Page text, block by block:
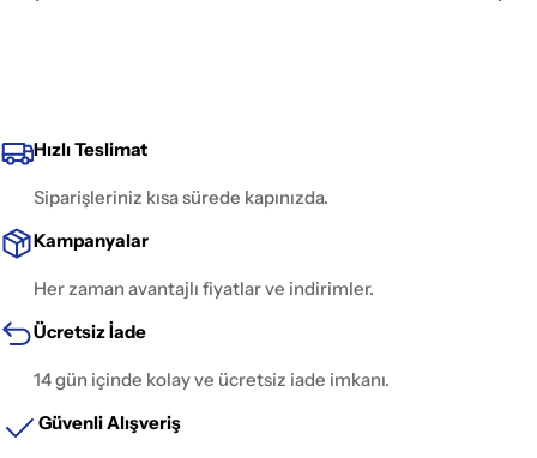
Hızlı Teslimat
Siparişleriniz kısa sürede kapınızda.
Kampanyalar
Her zaman avantajlı fiyatlar ve indirimler.
Ücretsiz İade
14 gün içinde kolay ve ücretsiz iade imkanı.
Güvenli Alışveriş